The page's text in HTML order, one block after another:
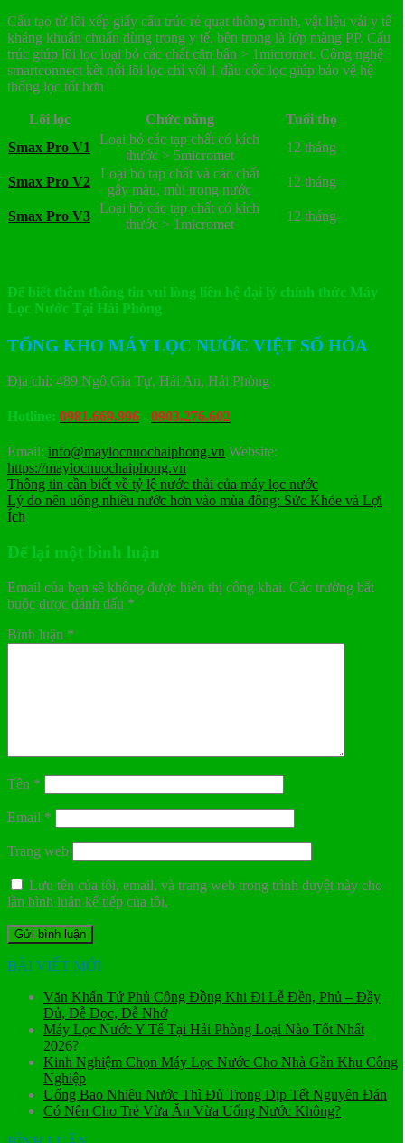
Cấu tạo từ lõi xếp giấy cấu trúc rẻ quạt thông minh, vật liệu vải y tế
kháng khuẩn chuẩn dùng trong y tế, bên trong là lớp màng PP. Cấu
trúc giúp lõi lọc loại bỏ các chất cặn bẩn > 1micromet. Công nghệ
smartconnect kết nối lõi lọc chỉ với 1 đầu cốc lọc giúp bảo vệ hệ
thống lọc tốt hơn
Lõi lọc Chức năng
Tuổi thọ
Smax Pro V1
Loại bỏ các tạp chất có kích
thước > 5micromet
12 tháng
Smax Pro V2
Loại bỏ tạp chất và các chất
gây màu, mùi trong nước
12 tháng
Smax Pro V3
Loại bỏ các tạp chất có kích
thước > 1micromet
12 tháng
Để biết thêm thông tin vui lòng liên hệ đại lý chính thức Máy
Lọc Nước Tại Hải Phòng
TỔNG KHO MÁY LỌC NƯỚC VIỆT SỐ HÓA
Địa chỉ: 489 Ngô Gia Tự, Hải An, Hải Phòng
Hotline: 0981.669.996 - 0903.276.602
Email: info@maylocnuochaiphong.vn Website:
https://maylocnuochaiphong.vn
Thông tin cần biết về tỷ lệ nước thải của máy lọc nước
Lý do nên uống nhiều nước hơn vào mùa đông: Sức Khỏe và Lợi
Ích
Để lại một bình luận
Email của bạn sẽ không được hiển thị công khai. Các trường bắt
buộc được đánh dấu *
Bình luận *
Tên *
Email *
Trang web
Lưu tên của tôi, email, và trang web trong trình duyệt này cho
lần bình luận kế tiếp của tôi.
BÀI VIẾT MỚI
Văn Khấn Tứ Phủ Công Đồng Khi Đi Lễ Đền, Phủ – Đầy
Đủ, Dễ Đọc, Dễ Nhớ
Máy Lọc Nước Y Tế Tại Hải Phòng Loại Nào Tốt Nhất
2026?
Kinh Nghiệm Chọn Máy Lọc Nước Cho Nhà Gần Khu Công
Nghiệp
Uống Bao Nhiêu Nước Thì Đủ Trong Dịp Tết Nguyên Đán
Có Nên Cho Trẻ Vừa Ăn Vừa Uống Nước Không?